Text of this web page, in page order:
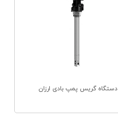
دستگاه گریس پمپ بادی ارزان